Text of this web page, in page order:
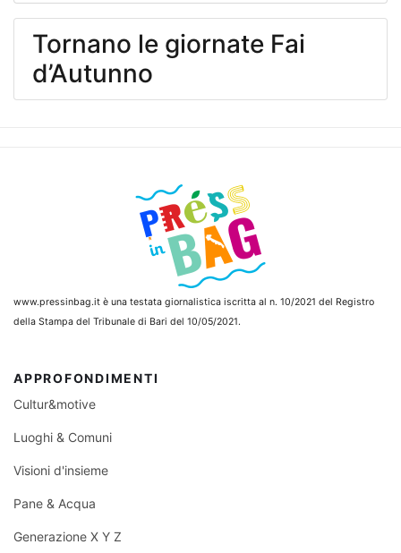
Tornano le giornate Fai
d’Autunno
www.pressinbag.it è una testata giornalistica iscritta al n. 10/2021 del Registro
della Stampa del Tribunale di Bari del 10/05/2021.
APPROFONDIMENTI
Cultur&motive
Luoghi & Comuni
Visioni d'insieme
Pane & Acqua
Generazione X Y Z